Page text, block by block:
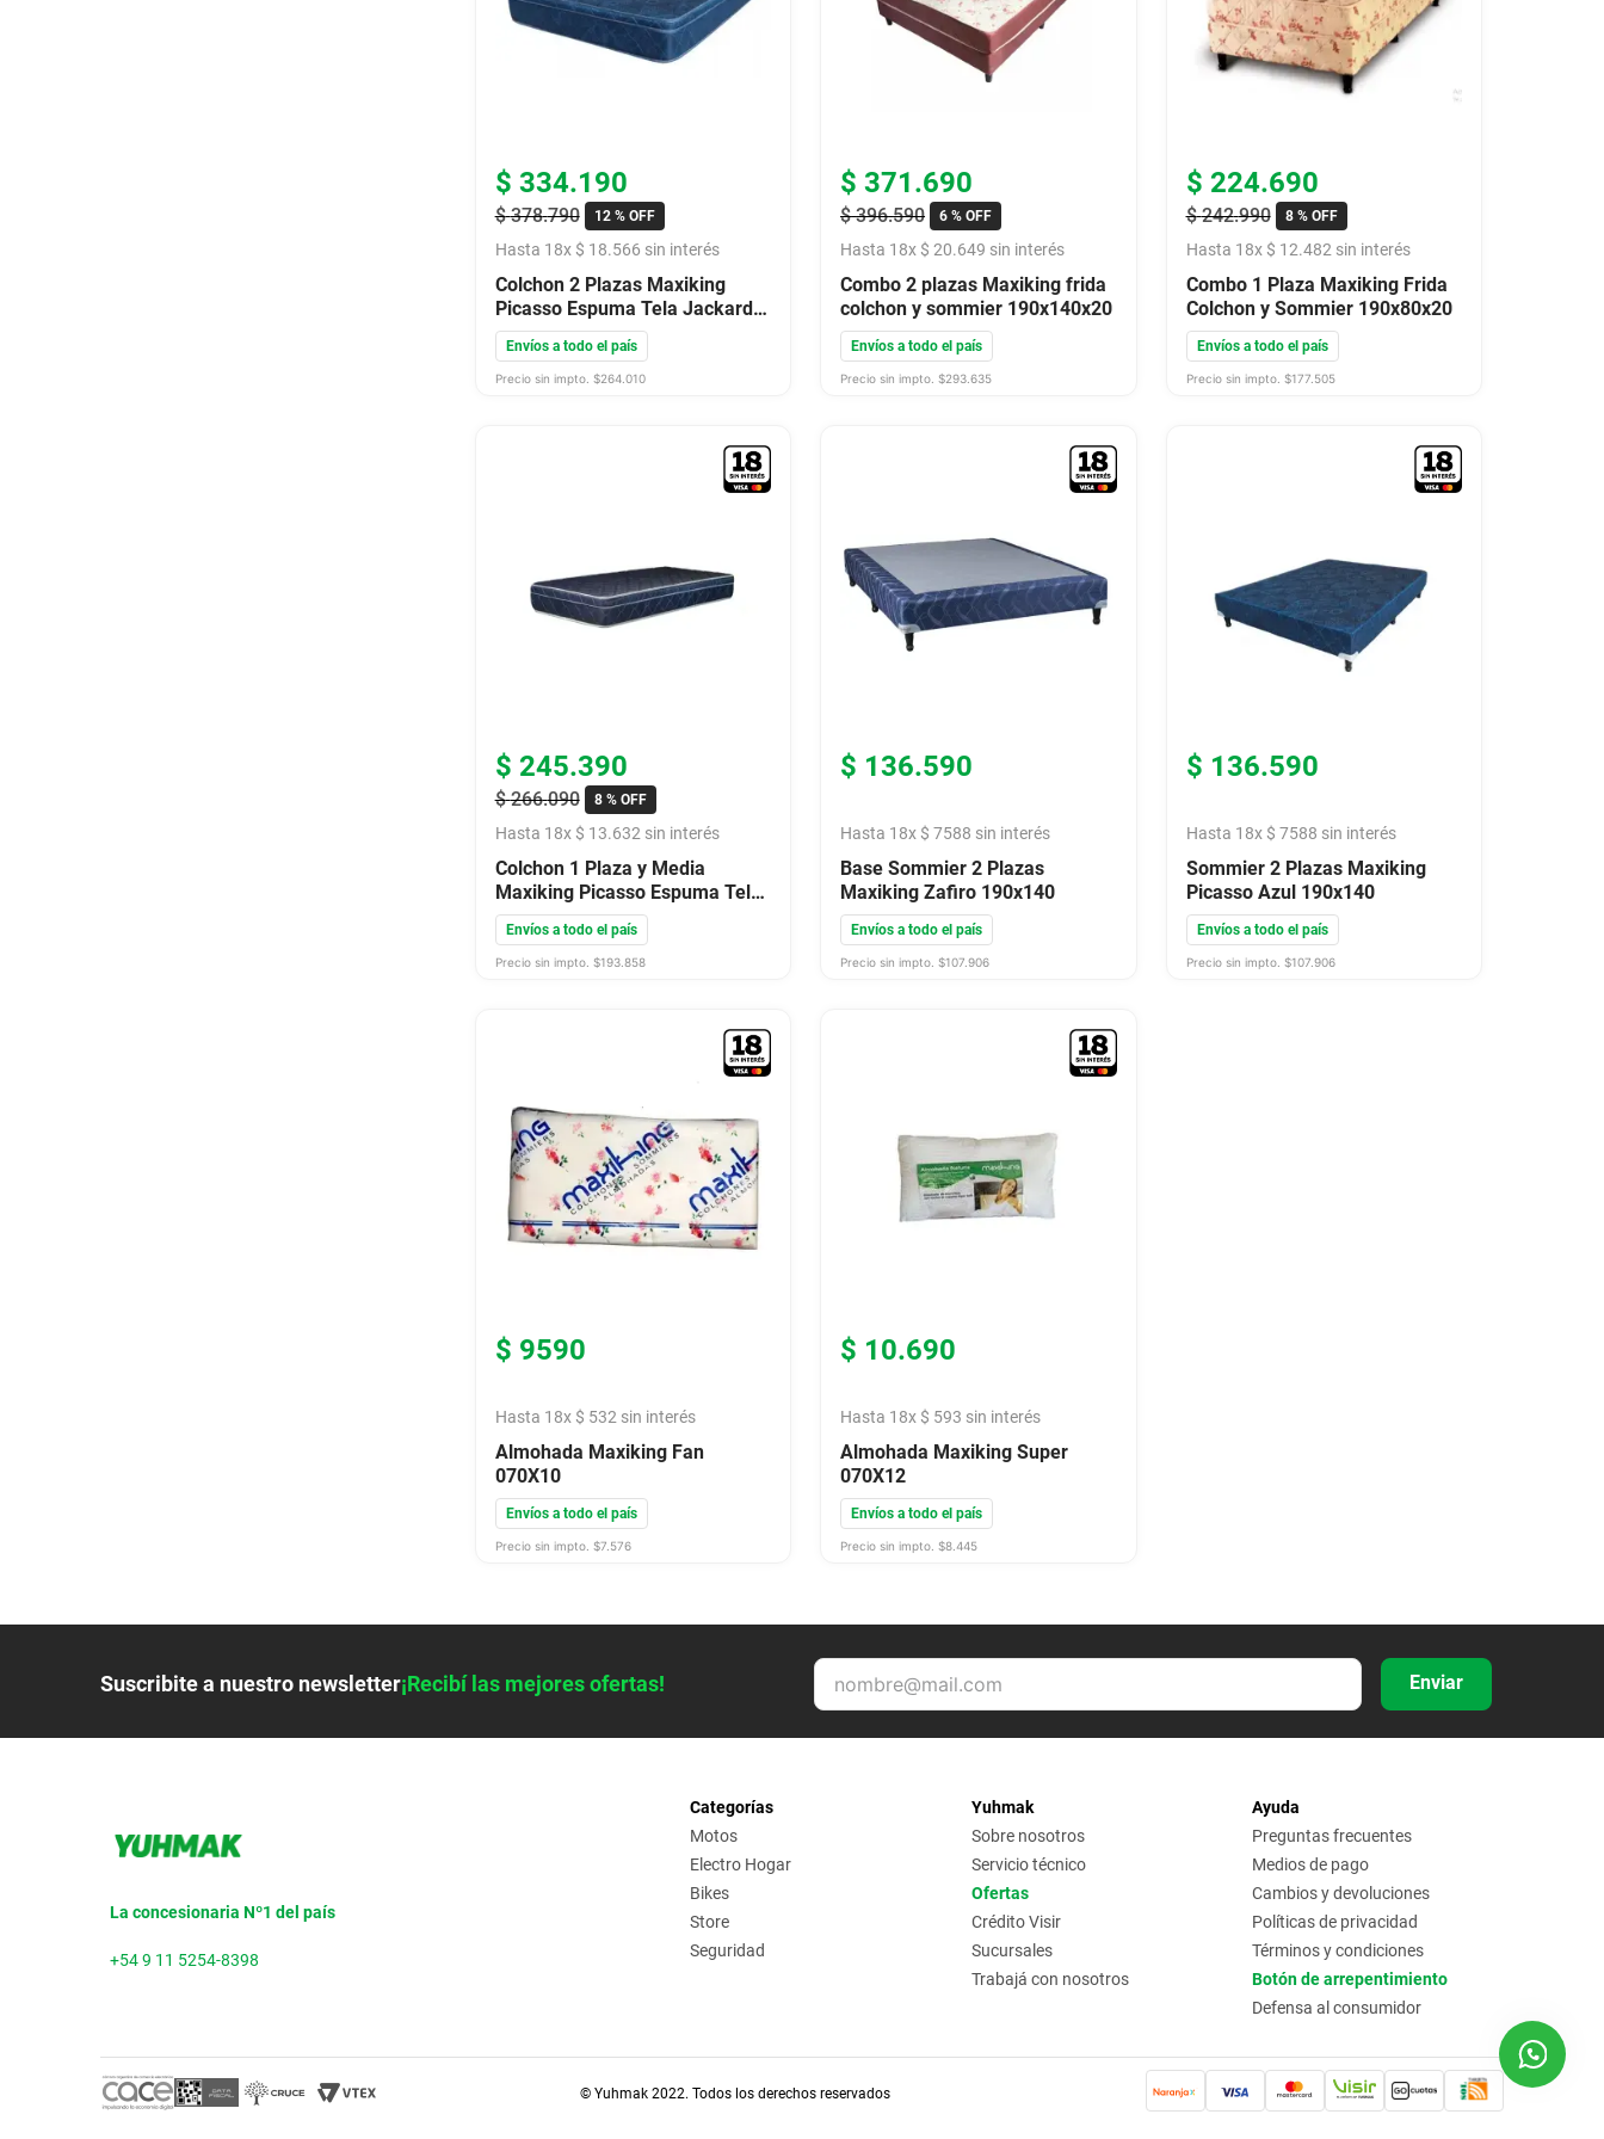
$ 334.190
$ 378.790 12 %OFF
Hasta 18x $ 18.566 sin interés
Colchon 2 Plazas Maxiking
Picasso Espuma Tela Jackard
140X190X26
Envíos a todo el país
Precio sin impto. $264.010
$ 371.690
$ 396.590 6 % OFF
Hasta 18x $ 20.649 sin interés
Combo 2 plazas Maxiking frida
colchon y sommier 190x140x20
Envíos a todo el país
Precio sin impto. $293.635
$ 224.690
$ 242.990 8 %OFF
Hasta 18x $ 12.482 sin interés
Combo 1 Plaza Maxiking Frida
Colchon y Sommier 190x80x20
Envíos a todo el país
Precio sin impto. $177.505
$ 245.390
$ 266.090 8 %OFF
Hasta 18x $ 13.632 sin interés
Colchon 1 Plaza y Media
Maxiking Picasso Espuma Tela
Jackard 100X190X26
Envíos a todo el país
Precio sin impto. $193.858
$ 136.590
Hasta 18x $ 7588 sin interés
Base Sommier 2 Plazas
Maxiking Zafiro 190x140
Envíos a todo el país
Precio sin impto. $107.906
$ 136.590
Hasta 18x $ 7588 sin interés
Sommier 2 Plazas Maxiking
Picasso Azul 190x140
Envíos a todo el país
Precio sin impto. $107.906
$ 9590
Hasta 18x $ 532 sin interés
Almohada Maxiking Fan
070X10
Envíos a todo el país
Precio sin impto. $7.576
$ 10.690
Hasta 18x $ 593 sin interés
Almohada Maxiking Super
070X12
Envíos a todo el país
Precio sin impto. $8.445
Suscribite a nuestro newsletter¡Recibí las mejores ofertas! Enviar
La concesionaria Nº1 del país
+54 9 11 5254-8398
Categorías
Motos
Electro Hogar
Bikes
Store
Seguridad
Yuhmak
Sobre nosotros
Servicio técnico
Ofertas
Crédito Visir
Sucursales
Trabajá con nosotros
Ayuda
Preguntas frecuentes
Medios de pago
Cambios y devoluciones
Políticas de privacidad
Términos y condiciones
Botón de arrepentimiento
Defensa al consumidor
© Yuhmak 2022. Todos los derechos reservados